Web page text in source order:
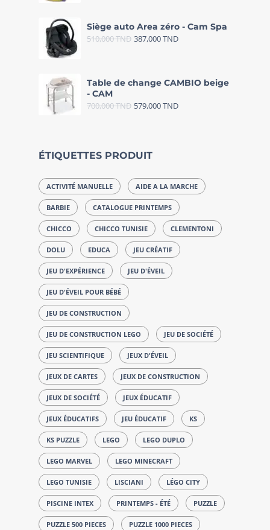
Siège auto Area zéro - Cam Spa
510,000TND 387,000TND
Table de change CAMBIO beige
- CAM
700,000TND 579,000TND
ÉTIQUETTES PRODUIT
ACTIVITÉ MANUELLE AIDE A LA MARCHE
BARBIE CATALOGUE PRINTEMPS
CHICCO CHICCO TUNISIE CLEMENTONI
DOLU EDUCA JEU CRÉATIF
JEU D'EXPÉRIENCE JEU D'ÉVEIL
JEU D'ÉVEIL POUR BÉBÉ
JEU DE CONSTRUCTION
JEU DE CONSTRUCTION LEGO JEU DE SOCIÉTÉ
JEU SCIENTIFIQUE JEUX D'ÉVEIL
JEUX DE CARTES JEUX DE CONSTRUCTION
JEUX DE SOCIÉTÉ JEUX ÉDUCATIF
JEUX ÉDUCATIFS JEU ÉDUCATIF KS
KS PUZZLE LEGO LEGO DUPLO
LEGO MARVEL LEGO MINECRAFT
LEGO TUNISIE LISCIANI LÉGO CITY
PISCINE INTEX PRINTEMPS - ÉTÉ PUZZLE
PUZZLE 500 PIECES PUZZLE 1000 PIECES